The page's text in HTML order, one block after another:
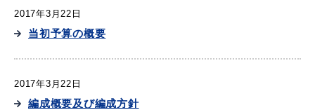
2017年3月22日
当初予算の概要
2017年3月22日
編成概要及び編成方針